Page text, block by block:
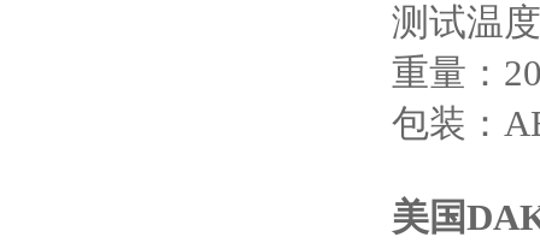
测试温
重量：
包装：
美国